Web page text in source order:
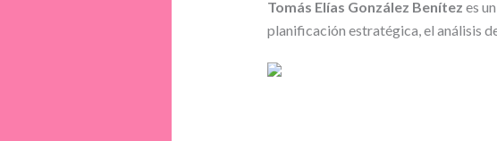
Tomás Elías González Benítez es
planificación estratégica, el análisis